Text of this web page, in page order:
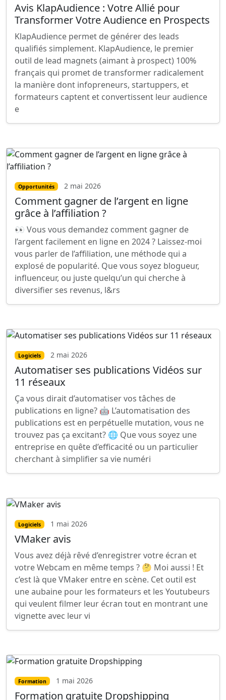
Avis KlapAudience : Votre Allié pour
Transformer Votre Audience en Prospects
KlapAudience permet de générer des leads
qualifiés simplement. KlapAudience, le premier
outil de lead magnets (aimant à prospect) 100%
français qui promet de transformer radicalement
la manière dont infopreneurs, startuppers, et
formateurs captent et convertissent leur audience
e
Opportunités 2 mai 2026
Comment gagner de l’argent en ligne
grâce à l’affiliation ?
👀 Vous vous demandez comment gagner de
l’argent facilement en ligne en 2024 ? Laissez-moi
vous parler de l’affiliation, une méthode qui a
explosé de popularité. Que vous soyez blogueur,
influenceur, ou juste quelqu’un qui cherche à
diversifier ses revenus, l&rs
Logiciels 2 mai 2026
Automatiser ses publications Vidéos sur
11 réseaux
Ça vous dirait d’automatiser vos tâches de
publications en ligne? 🤖 L’automatisation des
publications est en perpétuelle mutation, vous ne
trouvez pas ça excitant? 🌐 Que vous soyez une
entreprise en quête d’efficacité ou un particulier
cherchant à simplifier sa vie numéri
Logiciels 1 mai 2026
VMaker avis
Vous avez déjà rêvé d’enregistrer votre écran et
votre Webcam en même temps ? 🤔 Moi aussi ! Et
c’est là que VMaker entre en scène. Cet outil est
une aubaine pour les formateurs et les Youtubeurs
qui veulent filmer leur écran tout en montrant une
vignette avec leur vi
Formation 1 mai 2026
Formation gratuite Dropshipping